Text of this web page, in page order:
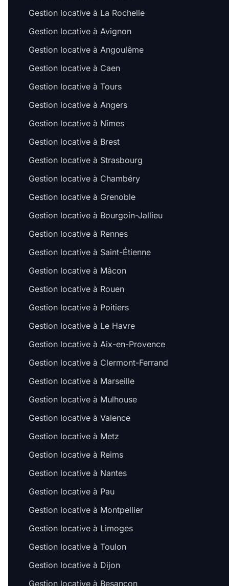
Gestion locative à La Rochelle
Gestion locative à Avignon
Gestion locative à Angoulême
Gestion locative à Caen
Gestion locative à Tours
Gestion locative à Angers
Gestion locative à Nîmes
Gestion locative à Brest
Gestion locative à Strasbourg
Gestion locative à Chambéry
Gestion locative à Grenoble
Gestion locative à Bourgoin-Jallieu
Gestion locative à Rennes
Gestion locative à Saint-Étienne
Gestion locative à Mâcon
Gestion locative à Rouen
Gestion locative à Poitiers
Gestion locative à Le Havre
Gestion locative à Aix-en-Provence
Gestion locative à Clermont-Ferrand
Gestion locative à Marseille
Gestion locative à Mulhouse
Gestion locative à Valence
Gestion locative à Metz
Gestion locative à Reims
Gestion locative à Nantes
Gestion locative à Pau
Gestion locative à Montpellier
Gestion locative à Limoges
Gestion locative à Toulon
Gestion locative à Dijon
Gestion locative à Besançon